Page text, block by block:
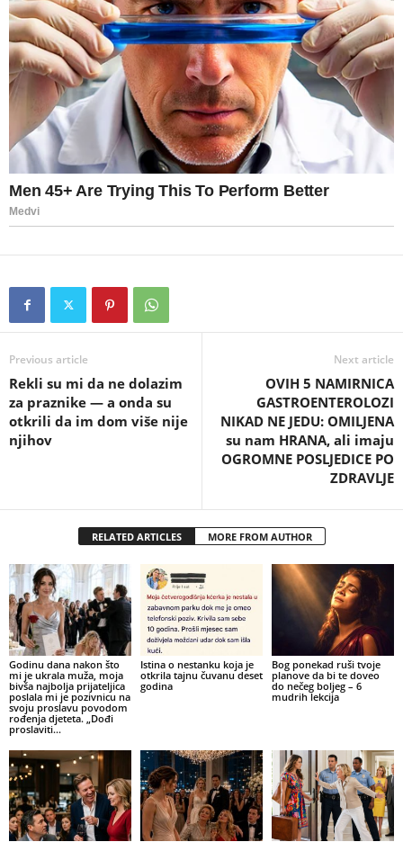
Previous article
Rekli su mi da ne dolazim
za praznike — a onda su
otkrili da im dom više nije
njihov
Next article
OVIH 5 NAMIRNICA
GASTROENTEROLOZI
NIKAD NE JEDU: OMILJENA
su nam HRANA, ali imaju
OGROMNE POSLJEDICE PO
ZDRAVLJE
RELATED ARTICLES MORE FROM AUTHOR
Godinu dana nakon što
mi je ukrala muža, moja
bivša najbolja prijateljica
poslala mi je pozivnicu na
svoju proslavu povodom
rođenja djeteta. „Dođi
proslaviti...
Istina o nestanku koja je
otkrila tajnu čuvanu deset
godina
Bog ponekad ruši tvoje
planove da bi te doveo
do nečeg boljeg – 6
mudrih lekcija